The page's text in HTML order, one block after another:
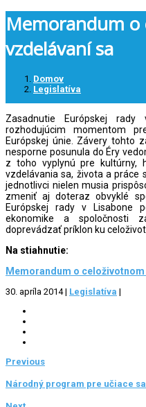
Memorandum o
vzdelávaní sa
Domov
Legislatíva
Zasadnutie Európskej
rozhodujúcim momentom
Európskej únie. Závery tohto
nesporne posunula do Éry
z toho vyplynú pre kultúrny,
vzdelávania sa, života a práce
jednotlivci nielen musia
zmeniť aj doteraz obvyklé
Európskej rady v Lisabone
ekonomike a spoločnosti
doprevádzať príklon ku
Na stiahnutie:
Memorandum o
30. apríla 2014| Legislatíva |
Previous
Národný program pre učiace